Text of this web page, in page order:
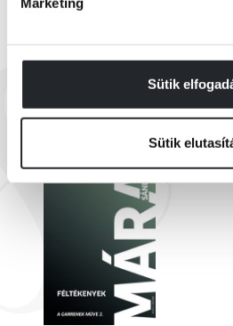
Sütik
Sütik
még alig beszéltek egymással.„
EZEK IS